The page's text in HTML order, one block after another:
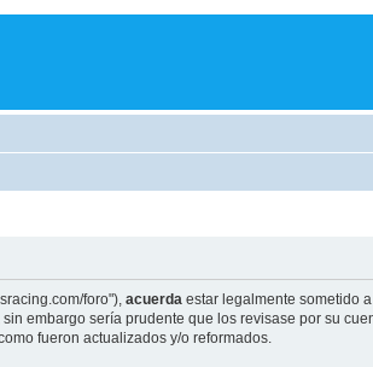
foro"), acuerda estar legalmente sometido
embargo sería prudente que los revisase por su
fueron actualizados y/o reformados.